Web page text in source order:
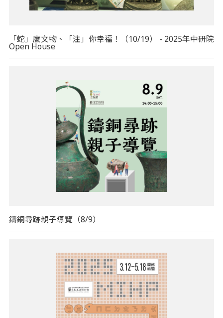
「蛇」麼文物、「注」你幸福！（10/19） - 2025年中研院
Open House
鑄銅尋跡親子導覽（8/9）